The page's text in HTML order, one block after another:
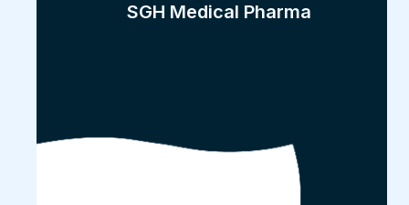
SGH Medical Pharma